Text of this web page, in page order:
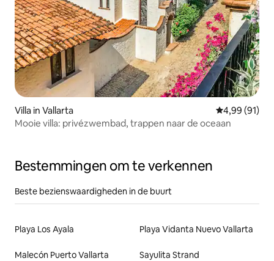
Villa in Vallarta Gemiddelde
4,99 (91)
Mooie villa: privézwembad, trappen naar de oceaan
Bestemmingen om te verkennen
Beste bezienswaardigheden in de buurt
Playa Los Ayala Playa Vidanta Nuevo Vallarta
Malecón Puerto Vallarta Sayulita Strand